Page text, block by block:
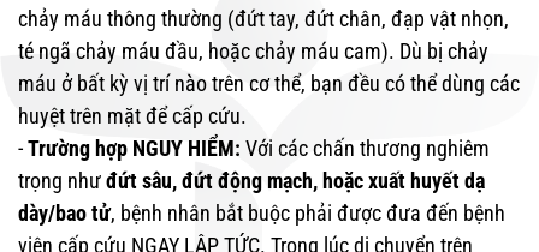
chảy máu thông thường (đứt tay, đứt chân, đạp vật nhọn,
té ngã chảy máu đầu, hoặc chảy máu cam). Dù bị chảy
máu ở bất kỳ vị trí nào trên cơ thể, bạn đều có thể dùng các
huyệt trên mặt để cấp cứu.
-Trường hợp NGUY HIỂM: Với các chấn thương nghiêm
trọng nhưđứt sâu, đứt động mạch, hoặc xuất huyết dạ
dày/bao tử, bệnh nhân bắt buộc phải được đưa đến bệnh
viện cấp cứu NGAY LẬP TỨC. Trong lúc di chuyển trên